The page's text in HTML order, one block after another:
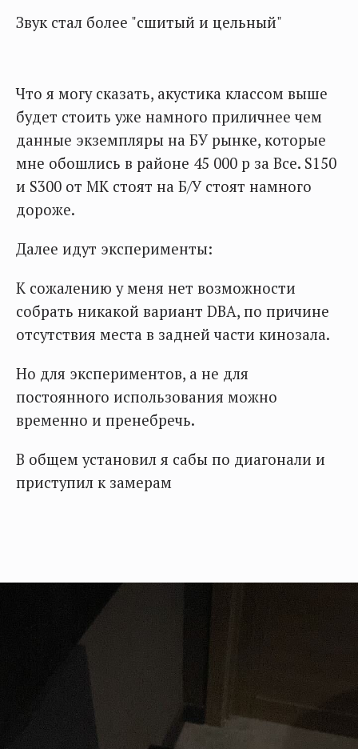
Звук стал более "сшитый и цельный"
Что я могу сказать, акустика классом выше
будет стоить уже намного приличнее чем
данные экземпляры на БУ рынке, которые
мне обошлись в районе 45 000 р за Все. S150
и S300 от MK стоят на Б/У стоят намного
дороже.
Далее идут эксперименты:
К сожалению у меня нет возможности
собрать никакой вариант DBA, по причине
отсутствия места в задней части кинозала.
Но для экспериментов, а не для
постоянного использования можно
временно и пренебречь.
В общем установил я сабы по диагонали и
приступил к замерам